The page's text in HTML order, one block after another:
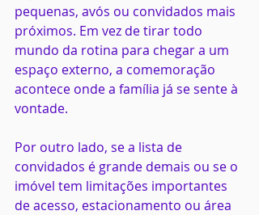
pequenas, avós ou convidados mais
próximos. Em vez de tirar todo
mundo da rotina para chegar a um
espaço externo, a comemoração
acontece onde a família já se sente à
vontade.
Por outro lado, se a lista de
convidados é grande demais ou se o
imóvel tem limitações importantes
de acesso, estacionamento ou área